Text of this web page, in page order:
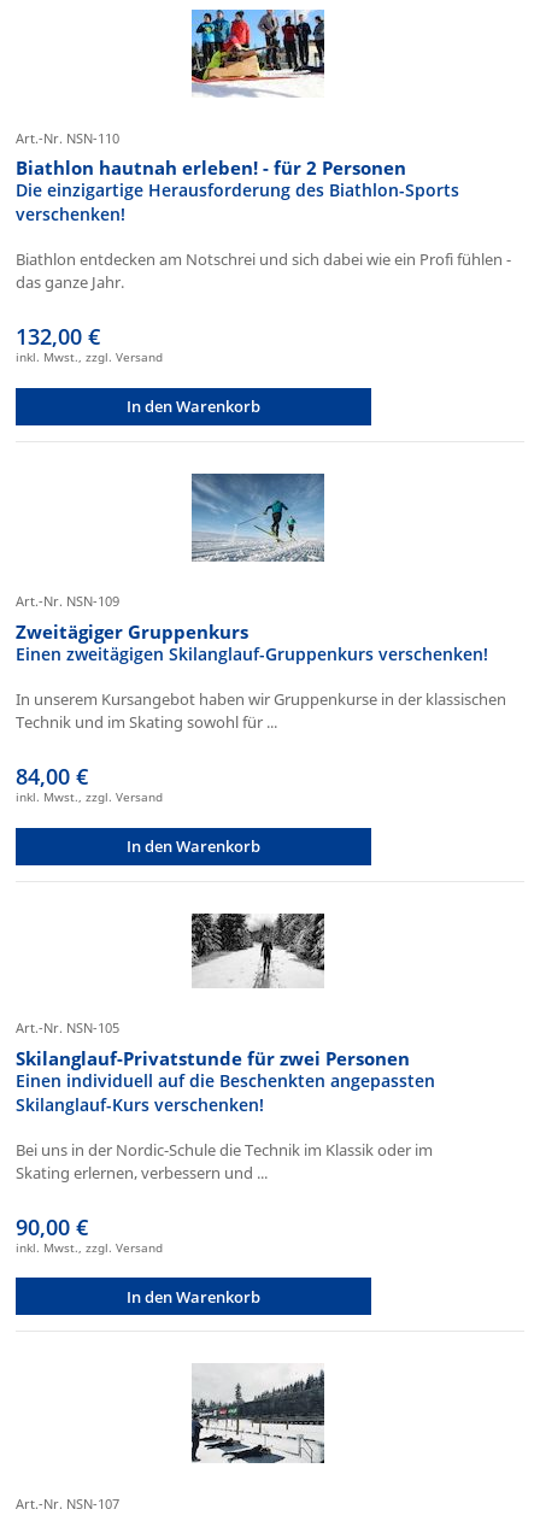
Art.-Nr. NSN-110
Biathlon hautnah erleben! - für 2 Personen
Die einzigartige Herausforderung des Biathlon-Sports
verschenken!
Biathlon entdecken am Notschrei und sich dabei wie ein Profi fühlen -
das ganze Jahr.
132,00 €
inkl. Mwst., zzgl. Versand
In den Warenkorb
Art.-Nr. NSN-109
Zweitägiger Gruppenkurs
Einen zweitägigen Skilanglauf-Gruppenkurs verschenken!
In unserem Kursangebot haben wir Gruppenkurse in der klassischen
Technik und im Skating sowohl für ...
84,00 €
inkl. Mwst., zzgl. Versand
In den Warenkorb
Art.-Nr. NSN-105
Skilanglauf-Privatstunde für zwei Personen
Einen individuell auf die Beschenkten angepassten
Skilanglauf-Kurs verschenken!
Bei uns in der Nordic-Schule die Technik im Klassik oder im
Skating erlernen, verbessern und ...
90,00 €
inkl. Mwst., zzgl. Versand
In den Warenkorb
Art.-Nr. NSN-107